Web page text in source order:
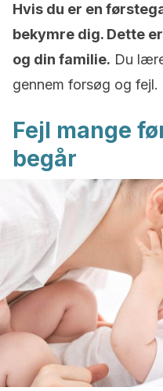
Hvis du er en
bekymre dig. Dette
og din familie. Du
gennem forsøg og fejl.
Fejl mange
begår